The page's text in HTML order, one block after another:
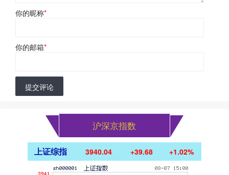
你的昵称*
你的邮箱*
提交评论
沪深京指数
上证综指 3940.04 +39.68 +1.02%